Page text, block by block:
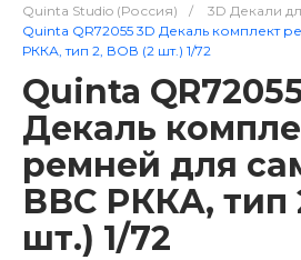
Quinta Studio (Россия)
/ 3D Декали
Quinta QR72055 3D Декаль комплект
РККА, тип 2, ВОВ (2 шт.) 1/72
Quinta
Декаль
ремней для
ВВС РККА, тип
шт.) 1/72